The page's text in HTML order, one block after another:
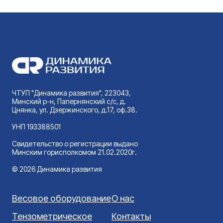
ЧТУП "Динамика развития", 223043,
Минский р-н, Папернянский с/с, д.
Цнянка, ул. Дзержинского, д.17, оф.38.
УНП 193388501
Свидетельство о регистрации выдано
Минским горисполкомом 21.02.2020г.
© 2026 Динамика развития
Весовое оборудование
Тензометрическое
О нас
Контакты